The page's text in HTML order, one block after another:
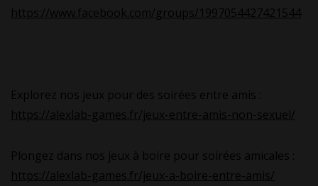
https://www.facebook.com/groups/1997054427421544
Explorez nos jeux pour des soirées entre amis :
https://alexlab-games.fr/jeux-entre-amis-non-sexuel/
Plongez dans nos jeux à boire pour soirées amicales :
https://alexlab-games.fr/jeux-a-boire-entre-amis/